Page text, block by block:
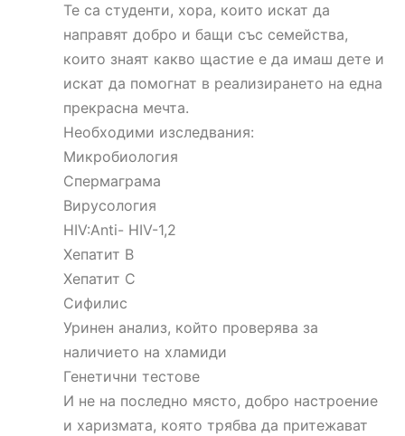
Те са студенти, хора, които искат да
направят добро и бащи със семейства,
които знаят какво щастие е да имаш дете и
искат да помогнат в реализирането на една
прекрасна мечта.
Необходими изследвания:
Микробиология
Спермаграма
Вирусология
HIV:Anti- HIV-1,2
Хепатит B
Хепатит C
Сифилис
Уринен анализ, който проверява за
наличието на хламиди
Генетични тестове
И не на последно място, добро настроение
и харизмата, която трябва да притежават